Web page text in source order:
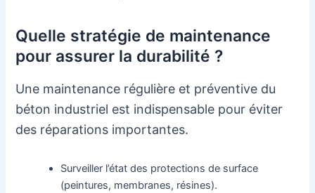
Quelle stratégie de maintenance
pour assurer la durabilité ?
Une maintenance régulière et préventive du
béton industriel est indispensable pour éviter
des réparations importantes.
Surveiller l’état des protections de surface
(peintures, membranes, résines).